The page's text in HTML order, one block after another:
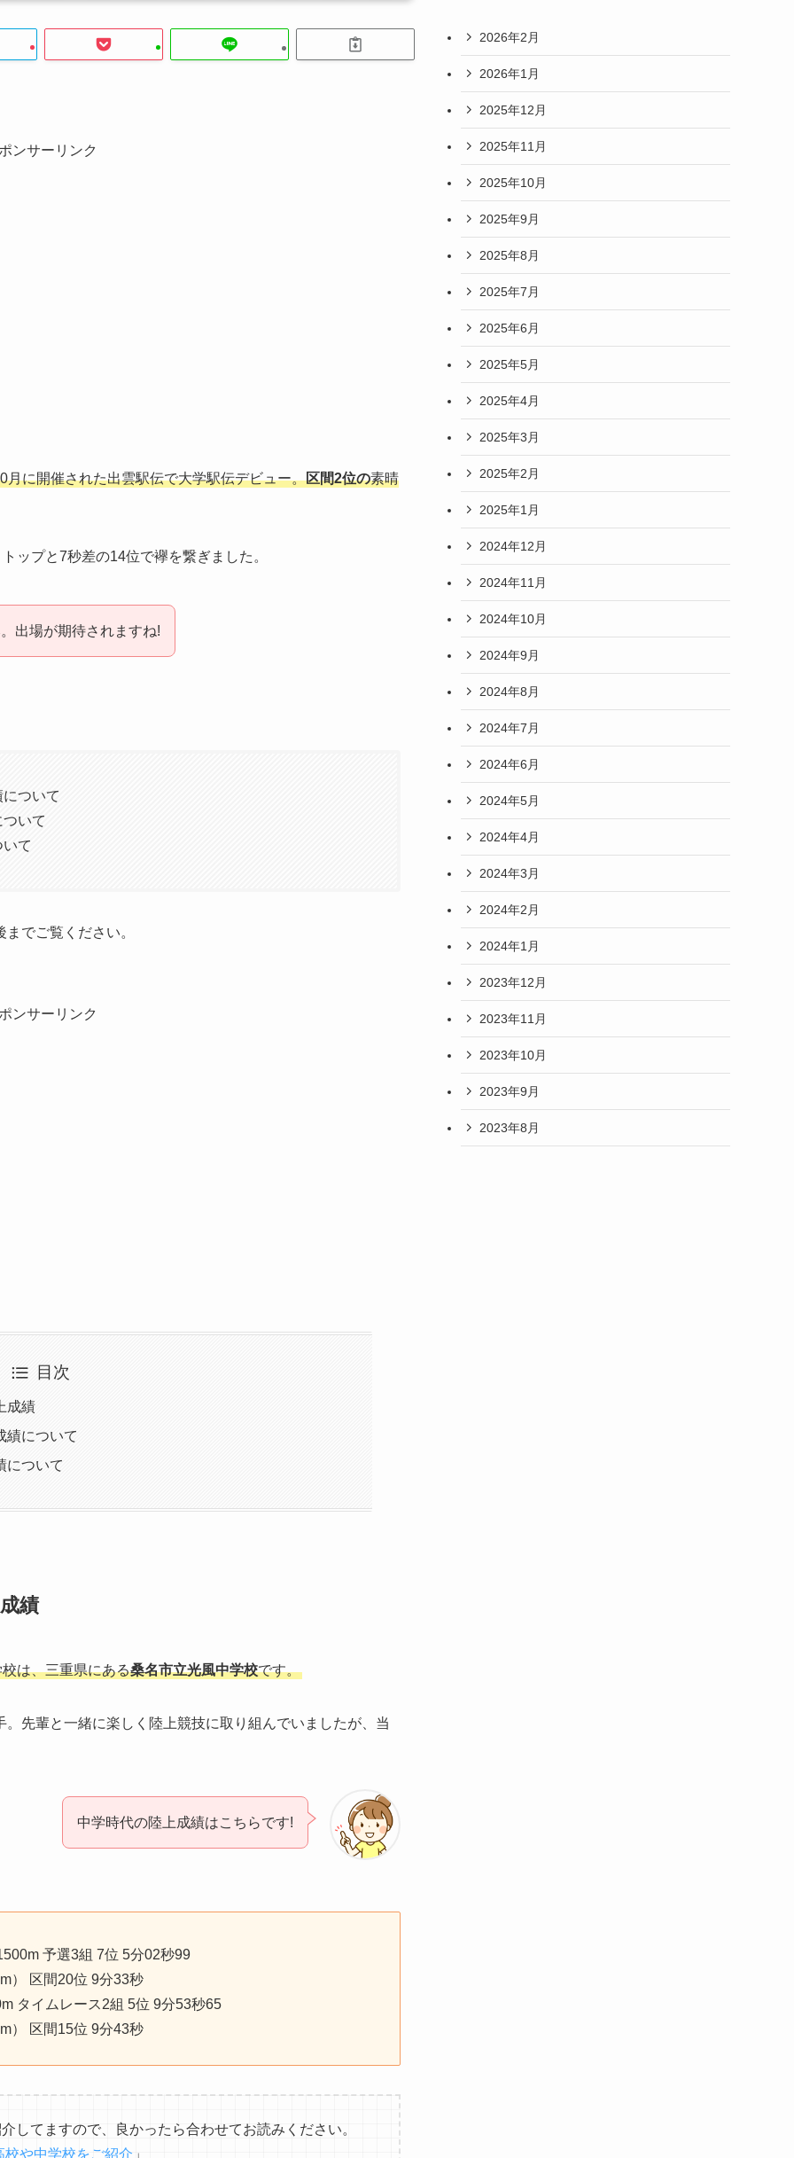
ンサーリンク
月に開催された出雲駅伝で大学駅伝デビュー。区間2位の素晴
ップと7秒差の14位で襷を繋ぎました。
出場が期待されますね!
ついて
いて
て
でご覧ください。
ンサーリンク
目次
成績
績について
について
績
は、三重県にある桑名市立光風中学校です。
先輩と一緒に楽しく陸上競技に取り組んでいましたが、当
中学時代の陸上成績はこちらです!
予選3組 7位 5分02秒99
） 区間20位 9分33秒
タイムレース2組 5位 9分53秒65
） 区間15位 9分43秒
してますので、良かったら合わせてお読みください。
や中学校をご紹介 」
2026年2月
2026年1月
2025年12月
2025年11月
2025年10月
2025年9月
2025年8月
2025年7月
2025年6月
2025年5月
2025年4月
2025年3月
2025年2月
2025年1月
2024年12月
2024年11月
2024年10月
2024年9月
2024年8月
2024年7月
2024年6月
2024年5月
2024年4月
2024年3月
2024年2月
2024年1月
2023年12月
2023年11月
2023年10月
2023年9月
2023年8月